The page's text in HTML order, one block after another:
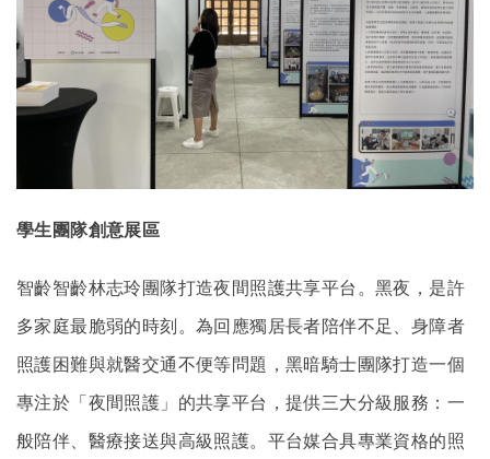
學生團隊創意展區
智齡智齡林志玲團隊打造夜間照護共享平台。黑夜，是許
多家庭最脆弱的時刻。為回應獨居長者陪伴不足、身障者
照護困難與就醫交通不便等問題，黑暗騎士團隊打造一個
專注於「夜間照護」的共享平台，提供三大分級服務：一
般陪伴、醫療接送與高級照護。平台媒合具專業資格的照